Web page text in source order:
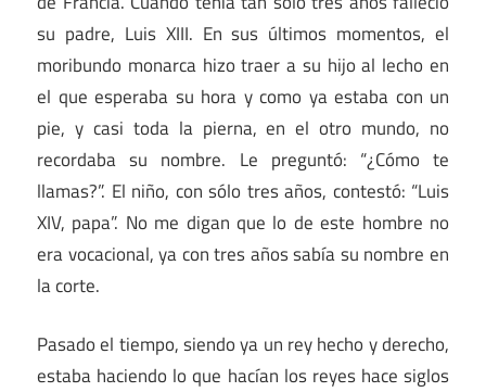
su padre, Luis XIII. En sus últimos momentos, el
moribundo monarca hizo traer a su hijo al lecho en
el que esperaba su hora y como ya estaba con un
pie, y casi toda la pierna, en el otro mundo, no
recordaba su nombre. Le preguntó: “¿Cómo te
llamas?”. El niño, con sólo tres años, contestó: “Luis
XIV, papa”. No me digan que lo de este hombre no
era vocacional, ya con tres años sabía su nombre en
la corte.
Pasado el tiempo, siendo ya un rey hecho y derecho,
estaba haciendo lo que hacían los reyes hace siglos